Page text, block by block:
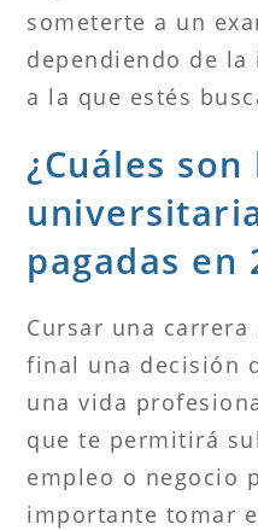
someterte a un
dependiendo de
a la que estés
¿Cuáles
pagadas en
Cursar una
final una decisión
una vida
que te permitirá
empleo o negocio
importante tomar